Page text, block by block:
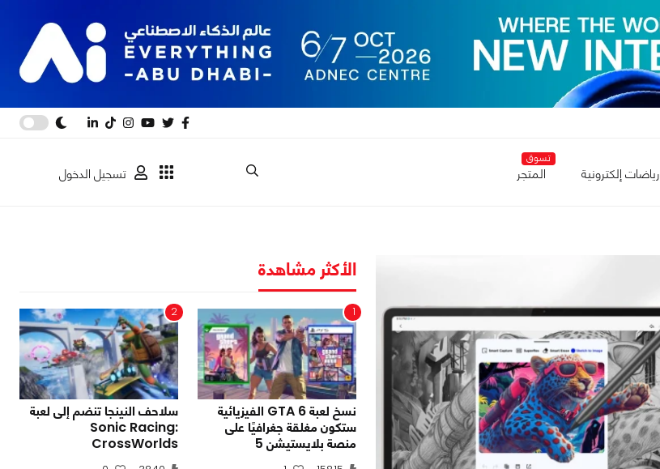
رياضات إلكترونية
تسوق
المتجر تسجيل الدخول
الأكثر مشاهدة
1
نسخ لعبة GTA 6 الفيزيائية
ستكون مغلقة جغرافيًا على
منصة بلايستيشن 5
2
سلاحف النينجا تنضم إلى لعبة
Sonic Racing:
CrossWorlds